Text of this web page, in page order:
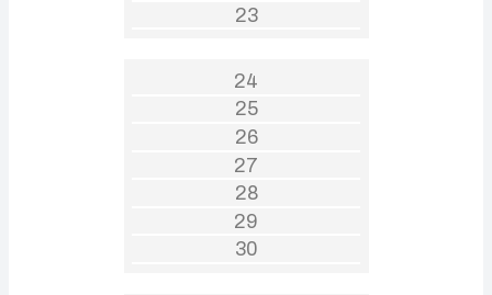
23
24
25
26
27
28
29
30